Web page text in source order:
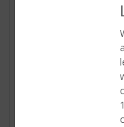
Een bijzonder
Italië. Door het
aangename smaak
o.a. verse volle
zacht en vol van
Ook lekker is een